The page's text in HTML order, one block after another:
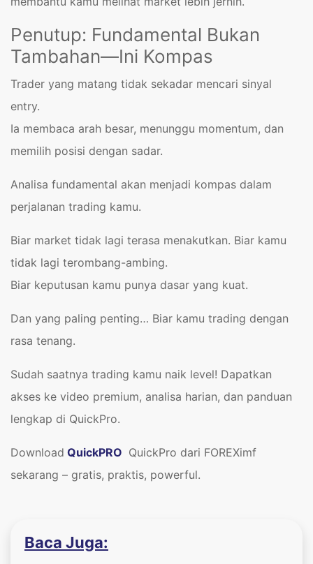
Penutup: Fundamental Bukan
Tambahan—Ini Kompas
Trader yang matang tidak sekadar mencari sinyal
entry.
Ia membaca arah besar, menunggu momentum, dan
memilih posisi dengan sadar.
Analisa fundamental akan menjadi kompas dalam
perjalanan trading kamu.
Biar market tidak lagi terasa menakutkan. Biar kamu
tidak lagi terombang-ambing.
Biar keputusan kamu punya dasar yang kuat.
Dan yang paling penting… Biar kamu trading dengan
rasa tenang.
Sudah saatnya trading kamu naik level! Dapatkan
akses ke video premium, analisa harian, dan panduan
lengkap di QuickPro.
Download QuickPRO QuickPro dari FOREXimf
sekarang – gratis, praktis, powerful.
Baca Juga: